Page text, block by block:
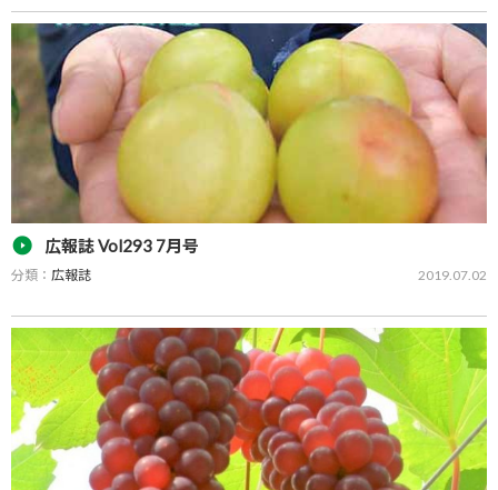
7月8日から21日まで、瀬高セルフSSにてキャンペーン実施！ 広報誌
グリーンピースの折り込み又は各給油所店頭渡しのチラシ持参にて
バーコードチケットと交…
広報誌 Vol293 7月号
分類： 広報誌 2019.07.02
広報誌「GREEN PEACE Vol293 7月号」をPDFでご覧いただけます。